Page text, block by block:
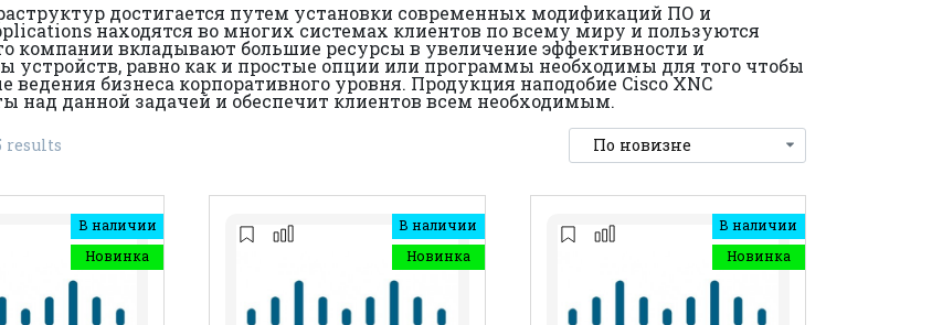
достигается путем установки современных модификаций ПО и
находятся во многих системах клиентов по всему миру и пользуются
компании вкладывают большие ресурсы в увеличение эффективности и
равно как и простые опции или программы необходимы для того чтобы
бизнеса корпоративного уровня. Продукция наподобие Cisco XNC
над данной задачей и обеспечит клиентов всем необходимым.
results
В наличии
Новинка
В наличии
Новинка
В наличии
Новинка